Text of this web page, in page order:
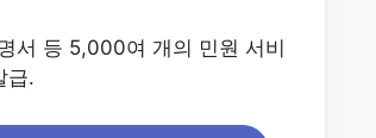
서 등 5,000여 개의 민원 서비
급.